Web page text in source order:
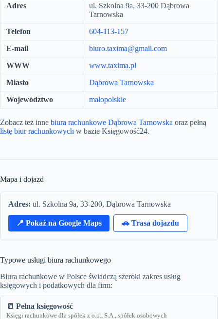
Adres
ul. Szkolna 9a, 33-200 Dąbrowa
Tarnowska
Telefon 604-113-157
E-mail biuro.taxima@gmail.com
WWW www.taxima.pl
Miasto Dąbrowa Tarnowska
Województwo małopolskie
Zobacz też inne biura rachunkowe Dąbrowa Tarnowska oraz pełną
listę biur rachunkowych w bazie Księgowość24.
Mapa i dojazd
Adres: ul. Szkolna 9a, 33-200, Dąbrowa Tarnowska
📍 Pokaż na Google Maps 🚗 Trasa dojazdu
Typowe usługi biura rachunkowego
Biura rachunkowe w Polsce świadczą szeroki zakres usług
księgowych i podatkowych dla firm:
📒 Pełna księgowość
Księgi rachunkowe dla spółek z o.o., S.A., spółek osobowych